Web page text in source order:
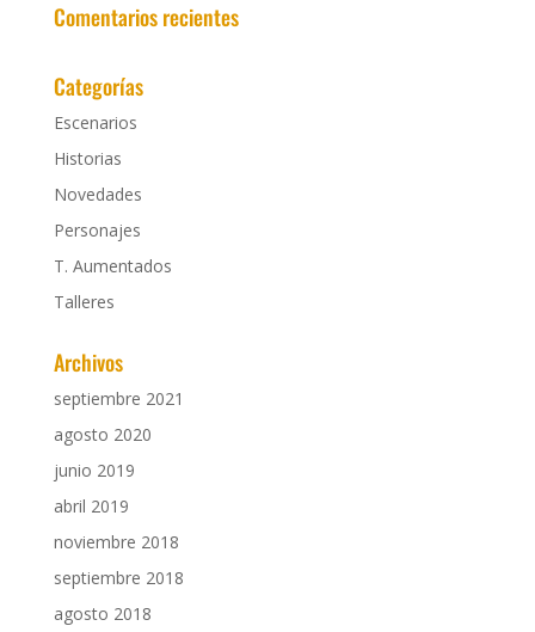
Comentarios recientes
Categorías
Escenarios
Historias
Novedades
Personajes
T. Aumentados
Talleres
Archivos
septiembre 2021
agosto 2020
junio 2019
abril 2019
noviembre 2018
septiembre 2018
agosto 2018